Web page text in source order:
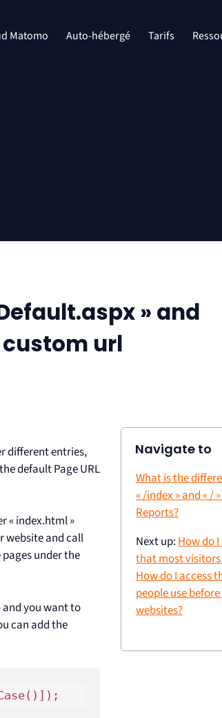
Matomo Auto-hébergé Tarifs
» and
url
different entries,
default Page URL
« index.html »
website and call
under the
and you want to
can add the
Navigate to
What is the
« /index » and « /
Reports?
Next up: How do
that most visitors
How do I access
people use
websites?